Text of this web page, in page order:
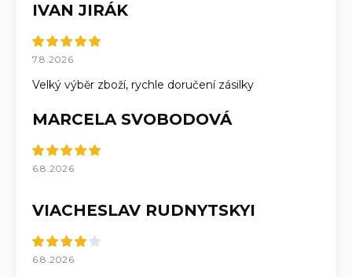
IVAN JIRÁK
7.8.2026
Velký výběr zboží, rychle doručení zásilky
MARCELA SVOBODOVÁ
6.8.2026
VIACHESLAV RUDNYTSKYI
6.8.2026